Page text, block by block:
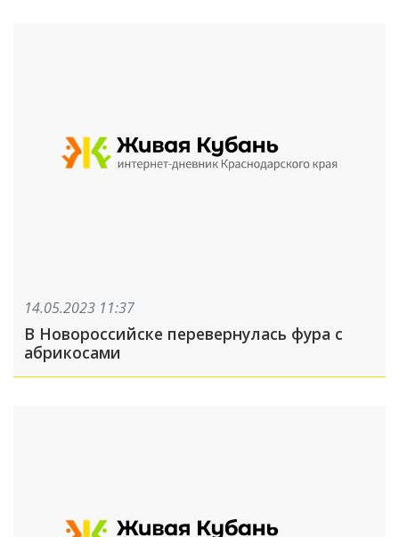
14.05.2023 11:37
В Новороссийске перевернулась фура с
абрикосами